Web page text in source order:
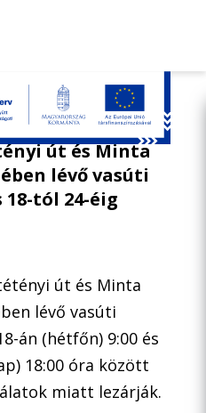
változások
út és Minta
lévő vasúti
tól 24-éig
út és Minta
lévő vasúti
án (hétfőn) 9:00 és
18:00 óra között
miatt lezárják.